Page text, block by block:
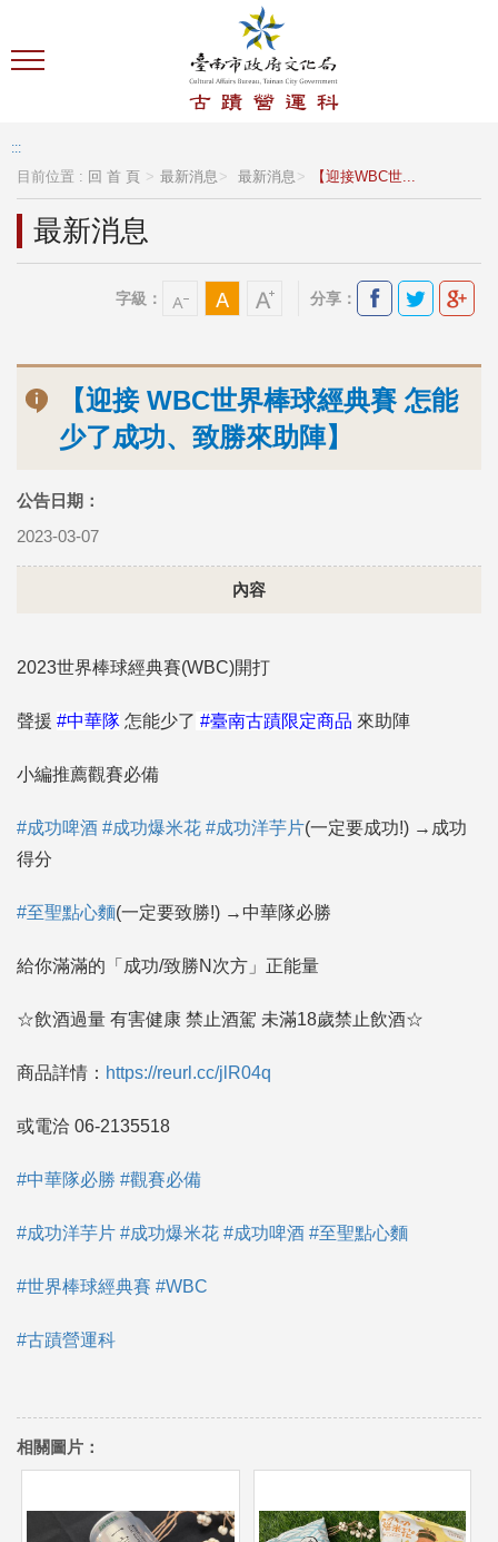
:::
目前位置 : 回 首 頁 最新消息 最新消息 【迎接WBC世...
最新消息
字級： 分享：
【迎接 WBC世界棒球經典賽 怎能
少了成功、致勝來助陣】
公告日期：
2023-03-07
內容
2023世界棒球經典賽(WBC)開打
聲援 #中華隊 怎能少了 #臺南古蹟限定商品 來助陣
小編推薦觀賽必備
#成功啤酒 #成功爆米花 #成功洋芋片(一定要成功!) →成功
得分
#至聖點心麵(一定要致勝!) →中華隊必勝
給你滿滿的「成功/致勝N次方」正能量
☆飲酒過量 有害健康 禁止酒駕 未滿18歲禁止飲酒☆
商品詳情： https://reurl.cc/jlR04q
或電洽 06-2135518
#中華隊必勝 #觀賽必備
#成功洋芋片 #成功爆米花 #成功啤酒 #至聖點心麵
#世界棒球經典賽 #WBC
#古蹟營運科
相關圖片：